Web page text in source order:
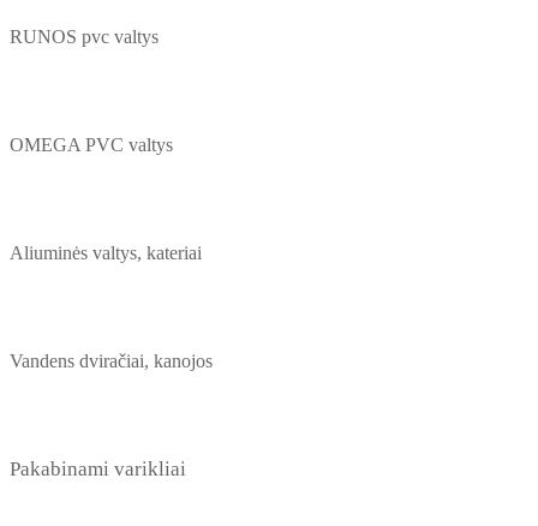
RUNOS pvc valtys
OMEGA PVC valtys
Aliuminės valtys, kateriai
Vandens dviračiai, kanojos
Pakabinami varikliai